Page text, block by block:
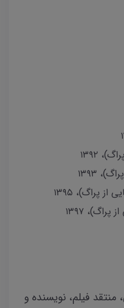
۱۳۹۲
۱۳۹۳
پراگ)، ۱۳۹۵
۱۳۹۷
منتقد فیلم، نویسنده و